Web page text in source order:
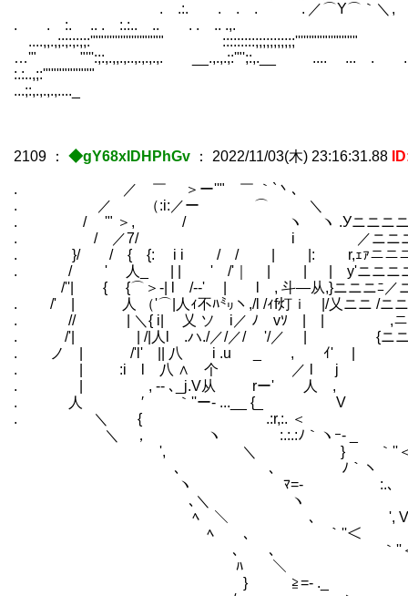
. .:. . . . . ／⌒Y⌒｀＼ ,
. . :. .. . :.:.. .. . . .. .,.
....,,.,;:;:;:;;:'""''''''''''''''""""
…'" "''':;:,.,,.,..,.,.,.,.
:.:..,;:'"""""""""
...;:,.,.,.,...._
2109 ： ◆gY68xIDHPhGv ： 2022/11/03(木) 23:16:31.88
. ／ ￣ ＞ー''" ￣ ｀`丶､
. ／ （:i:／ー ⌒ ＼
. / '" ＞, / ヽ ヽ .Уニニニニニニ
. / ／7/ i ／ニニニニニニニ
. }/ / { {: i i / / | |: ゝr,ｪｧニニニニニ
. / ' 人_ | | ' /'｜ | | | y'ニニニニﾆ＞-
/''| { {⌒＞-| l /--' | l , 斗―从,}ニニニﾆ／ニニ
. /' | 人 （'⌒|人ｨ不ﾊ㍉ヽ,/l /ｨf灯ｉ |/乂ニニ /ニニニ
. // | ＼{ i| 乂 ソ i／ ﾉ vｿ | | ￣ ,ニニニニニニ
. /'| | /|人l .ハ./／/／/ '/／ | {ニニニノニ
. ノ | /'l' || 八 i .u _ , ｲ' | 乂ニ/ニ',ニ
. | :i l 八 ∧ 个 ／ l j .V{ニニ＼ニニ
. | , -- ､_j.V从 rー' 人 , .i!乂ニﾆﾆ
. 人 ′ ｀''ー- ...__ {_ V .}ﾆﾆ≧＜
. ＼ { .:r,:. ＜ i!ニニニﾆ≧､i
＼ ， ヽ ゝ:.:.:ﾉ｀ヽｰ- _ i!ニニ
', ＼ } ｀''＜ Vニニニニﾆ!
､ 、 ﾉ｀ヽ ヽ .∨ニニニ
ヽ ﾏ=- :.､ .:ｔｯ ＼ニニﾆﾆ!
､＼ ヽ ､_ ｨ `＜ニニ､ニ
ﾍ ＼ ､ ', V ｀YﾆﾆV
ﾍ ､ ｀''＜ i V Vﾆﾆ∨ニ
､ ､ ｀''＜ } ＼ニ
ﾊ ＼ ｀''＜ }ニﾊニ
} ≧=- ._ ｀'' ＜ .|ニﾆ|